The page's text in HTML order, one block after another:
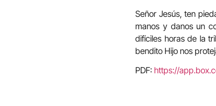
Señor Jesús, ten
manos y danos un
difíciles horas de la
bendito Hijo nos
PDF: https://